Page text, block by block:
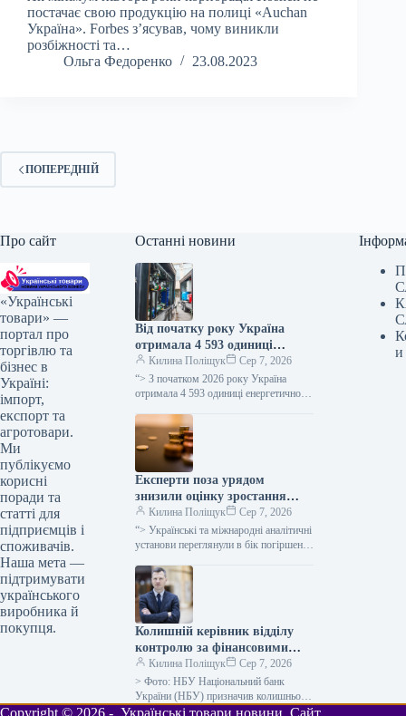
постачає свою продукцію на полиці «Auchan
Україна». Forbes зʼясував, чому виникли
розбіжності та…
Ольга Федоренко
23.08.2023
ПОПЕРЕДНІЙ
Про сайт
«Українські
товари» —
портал про
торгівлю та
бізнес в
Україні:
імпорт,
експорт та
агротовари.
Ми
публікуємо
корисні
поради та
статті для
підприємців і
споживачів.
Наша мета —
підтримувати
українського
виробника й
покупця.
Останні новини
Від початку року Україна
отримала 4 593 одиниці
енергетичного обладнання, ще
1 206 очікується.
Килина Поліщук
Сер 7, 2026
“> З початком 2026 року Україна
отримала 4 593 одиниці енергетичного
трансформатори, блочно-модульні
котельні (БМК), когенераційні
установки…
Експерти поза урядом
знизили оцінку зростання
української економіки на 2026
рік з 2,4% до 1,1% через
затяжну війну.
Килина Поліщук
Сер 7, 2026
“> Українські та міжнародні аналітичні
установи переглянули в бік погіршення
валового внутрішнього продукту
(ВВП) України у…
Колишній керівник відділу
контролю за фінансовими
установами, що не є банками,
Суханов став головою
департаменту стратегії НБУ.
Килина Поліщук
Сер 7, 2026
> Фото: НБУ Національний банк
України (НБУ) призначив колишнього
керівника департаменту нагляду за
и
Copyright © 2026 - Українські товари новини. Сайт